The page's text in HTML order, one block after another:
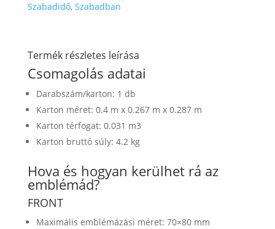
Szabadidő, Szabadban
Termék részletes leírása
Csomagolás adatai
Darabszám/karton: 1 db
Karton méret: 0.4 m x 0.267 m x 0.287 m
Karton térfogat: 0.031 m3
Karton bruttó súly: 4.2 kg
Hova és hogyan kerülhet rá az
emblémád?
FRONT
Maximális emblémázási méret: 70×80 mm